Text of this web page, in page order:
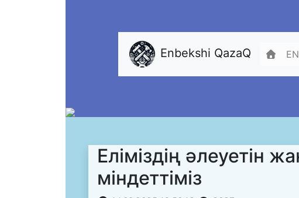
Enbekshi QazaQ EN
Еліміздің әлеуетін
міндеттіміз